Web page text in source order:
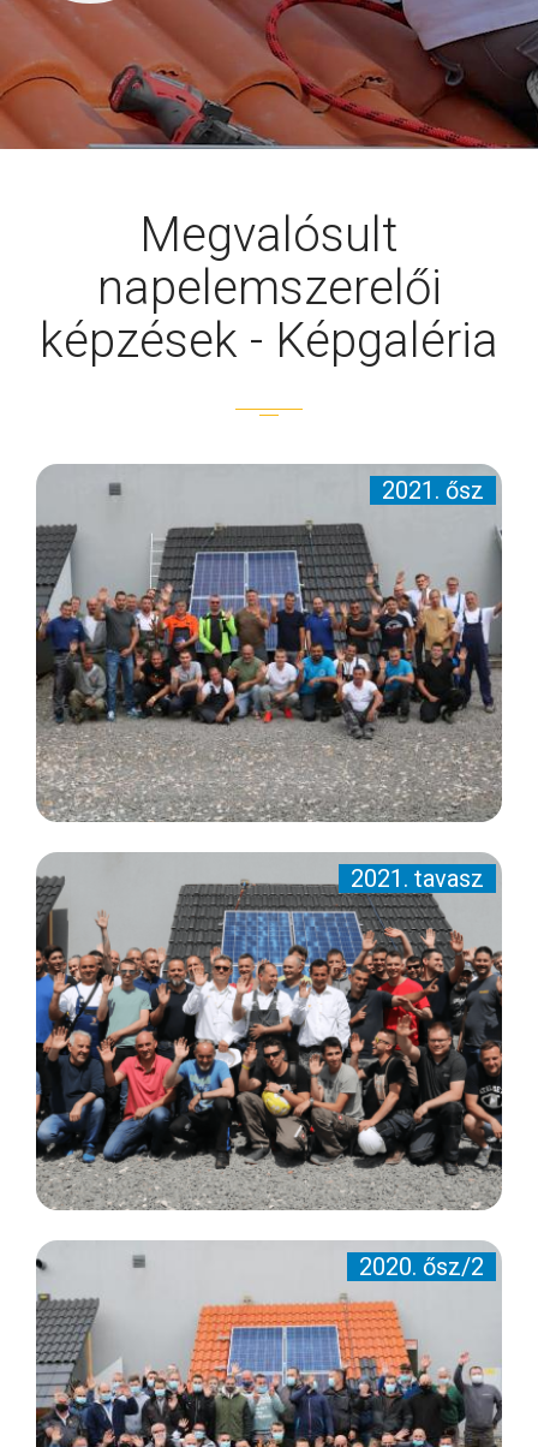
Megvalósult
napelemszerelői
képzések - Képgaléria
2021. ősz
2021. tavasz
2020. ősz/2